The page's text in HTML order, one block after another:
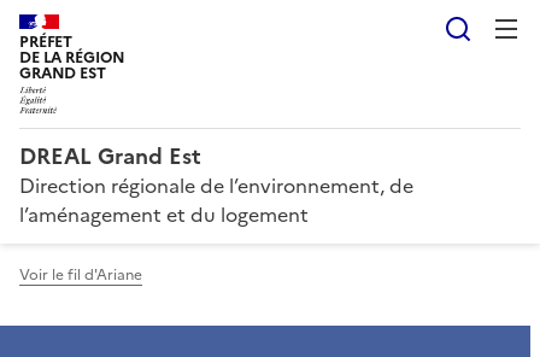
PRÉFET
DE LA RÉGION
GRAND EST
DREAL Grand Est
Direction régionale de l’environnement, de
l’aménagement et du logement
Voir le fil d'Ariane